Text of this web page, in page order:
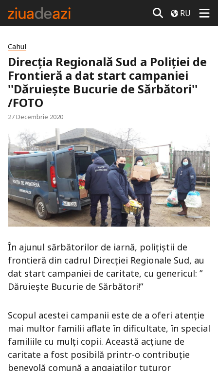
RU
Cahul
Direcția Regională Sud a Poliției de
Frontieră a dat start campaniei
''Dăruiește Bucurie de Sărbători''
/FOTO
27 Decembrie 2020
În ajunul sărbătorilor de iarnă, polițiștii de
frontieră din cadrul Direcției Regionale Sud, au
dat start campaniei de caritate, cu genericul: ”
Dăruiește Bucurie de Sărbători!”
Scopul acestei campanii este de a oferi atenție
mai multor familii aflate în dificultate, în special
familiile cu mulți copii. Această acțiune de
caritate a fost posibilă printr-o contribuție
benevolă comună a angajaților tuturor